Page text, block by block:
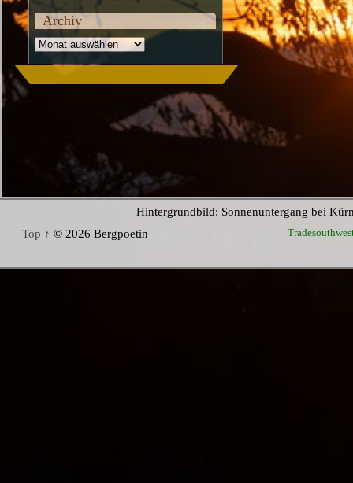
Archiv
Archiv
Hintergrundbild: Sonnenuntergang bei
Top ↑ © 2026 Bergpoetin